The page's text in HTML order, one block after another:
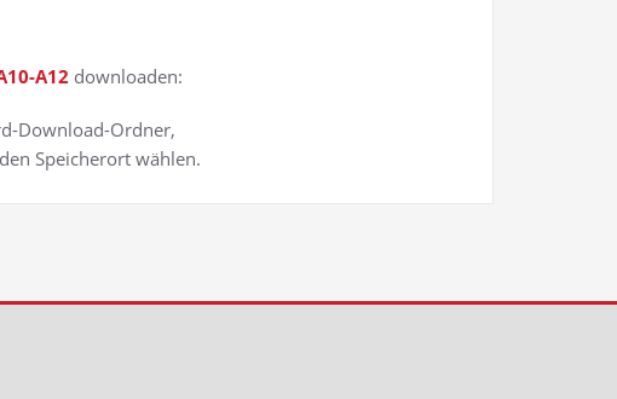
A12 downloaden:
Download-Ordner,
Speicherort wählen.